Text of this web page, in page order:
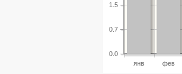
янв фев
0.0
0.7
1.5